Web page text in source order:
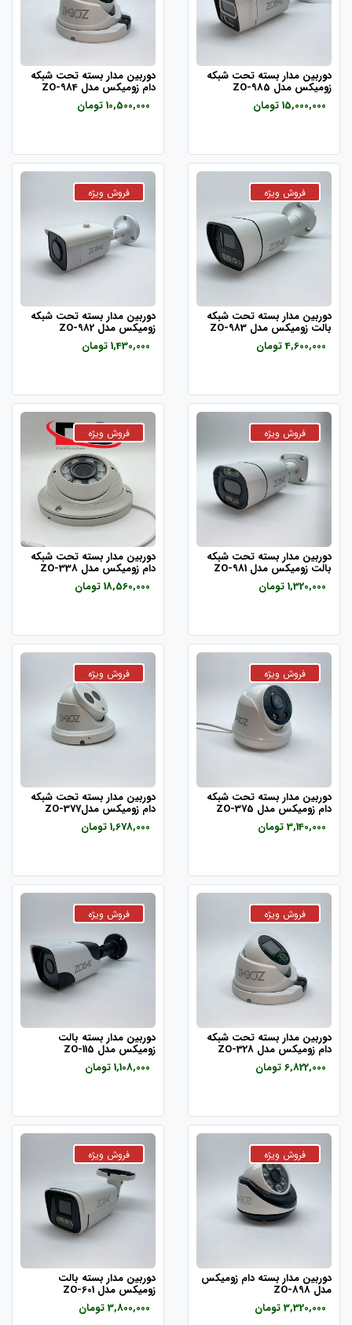
دوربین مدار بسته تحت شبکه
زومیکس مدل ZO-985
15,000,000 تومان
دوربین مدار بسته تحت شبکه
دام زومیکس مدل ZO-984
10,500,000 تومان
دوربین مدار بسته تحت شبکه
بالت زومیکس مدل ZO-983
4,600,000 تومان
دوربین مدار بسته تحت شبکه
زومیکس مدل ZO-982
1,430,000 تومان
دوربین مدار بسته تحت شبکه
بالت زومیکس مدل ZO-981
1,320,000 تومان
دوربین مدار بسته تحت شبکه
دام زومیکس مدل ZO-338
18,560,000 تومان
دوربین مدار بسته تحت شبکه
دام زومیکس مدل ZO-375
3,140,000 تومان
دوربین مدار بسته تحت شبکه
دام زومیکس مدلZO-377
1,678,000 تومان
دوربین مدار بسته تحت شبکه
دام زومیکس مدل ZO-328
6,822,000 تومان
دوربین مدار بسته بالت
زومیکس مدل ZO-115
1,108,000 تومان
دوربین مدار بسته دام زومیکس
مدل ZO-898
3,320,000 تومان
دوربین مدار بسته بالت
زومیکس مدل ZO-601
3,800,000 تومان